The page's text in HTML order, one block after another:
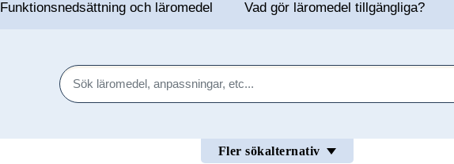
Funktionsnedsättning och läromedel Vad gör läromedel tillgängliga?
Sök
Fler sökalternativ